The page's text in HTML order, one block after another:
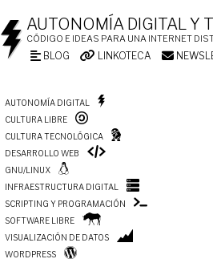
AUTONOMÍA DIGITAL Y
CÓDIGO E IDEAS PARA UNA INTERNET
BLOG LINKOTECA
AUTONOMÍA DIGITAL
CULTURA LIBRE
CULTURA TECNOLÓGICA
DESARROLLO WEB
GNU/LINUX
INFRAESTRUCTURA DIGITAL
SCRIPTING Y PROGRAMACIÓN
SOFTWARE LIBRE
VISUALIZACIÓN DE DATOS
WORDPRESS